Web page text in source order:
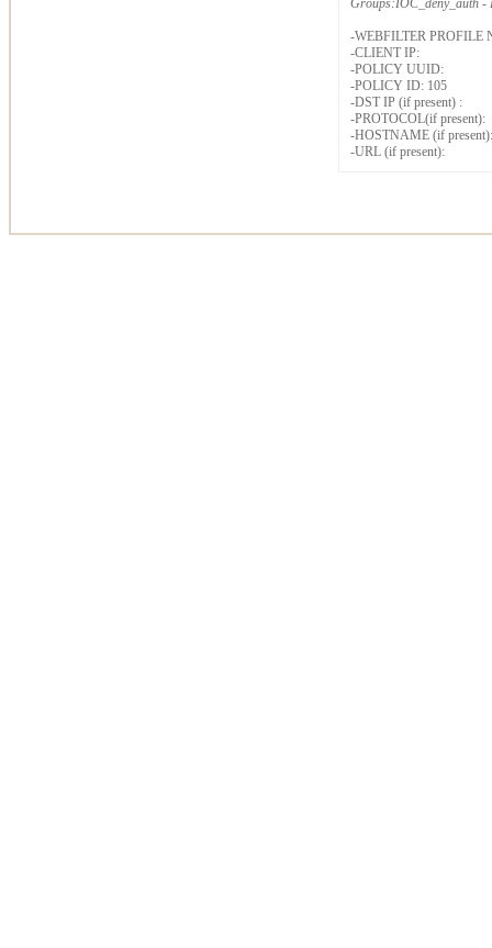
Groups:IOC_deny_auth -
-WEBFILTER PROFILE
-CLIENT IP:
-POLICY UUID:
-POLICY ID: 105
-DST IP (if present) :
-PROTOCOL(if present):
-HOSTNAME (if present):
-URL (if present):